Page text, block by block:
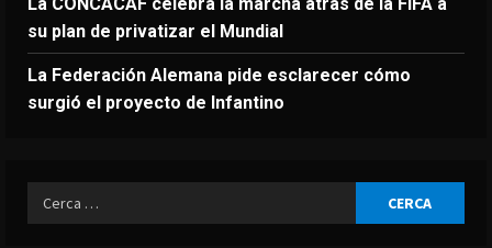
su plan de privatizar el Mundial
La Federación Alemana pide esclarecer cómo
surgió el proyecto de Infantino
Ricerca
per: